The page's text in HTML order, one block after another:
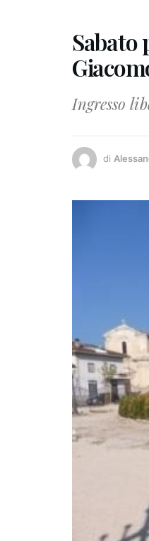
Sabato
Ingresso
di